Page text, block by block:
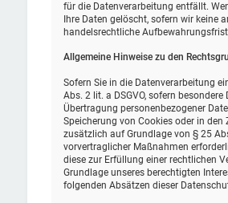
für die Datenverarbeitung entfällt.
Ihre Daten gelöscht, sofern wir keine
handelsrechtliche
Allgemeine Hinweise zu den
Sofern Sie in die Datenverarbeitung
Abs. 2 lit. a DSGVO, sofern
Übertragung personenbezogener
Speicherung von Cookies oder in
zusätzlich auf Grundlage von § 25
vorvertraglicher Maßnahmen
diese zur Erfüllung einer rechtlichen
Grundlage unseres berechtigten
folgenden Absätzen dieser